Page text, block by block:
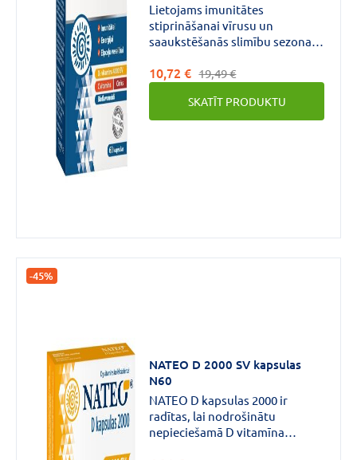
Lietojams imunitātes
stiprināšanai vīrusu un
saaukstēšanās slimību sezonas
atveseļošanās periodā.Trīs
sastāvdaļas – D vitamīns, C
vitamīns un cinks – veicina
normālu imūnsistēmas darbību,
10,72 € 19,49 €
SKATĪT PRODUKTU
-45%
NATEO D 2000 SV kapsulas
N60
NATEO D kapsulas 2000 ir
radītas, lai nodrošinātu
nepieciešamā D vitamīna